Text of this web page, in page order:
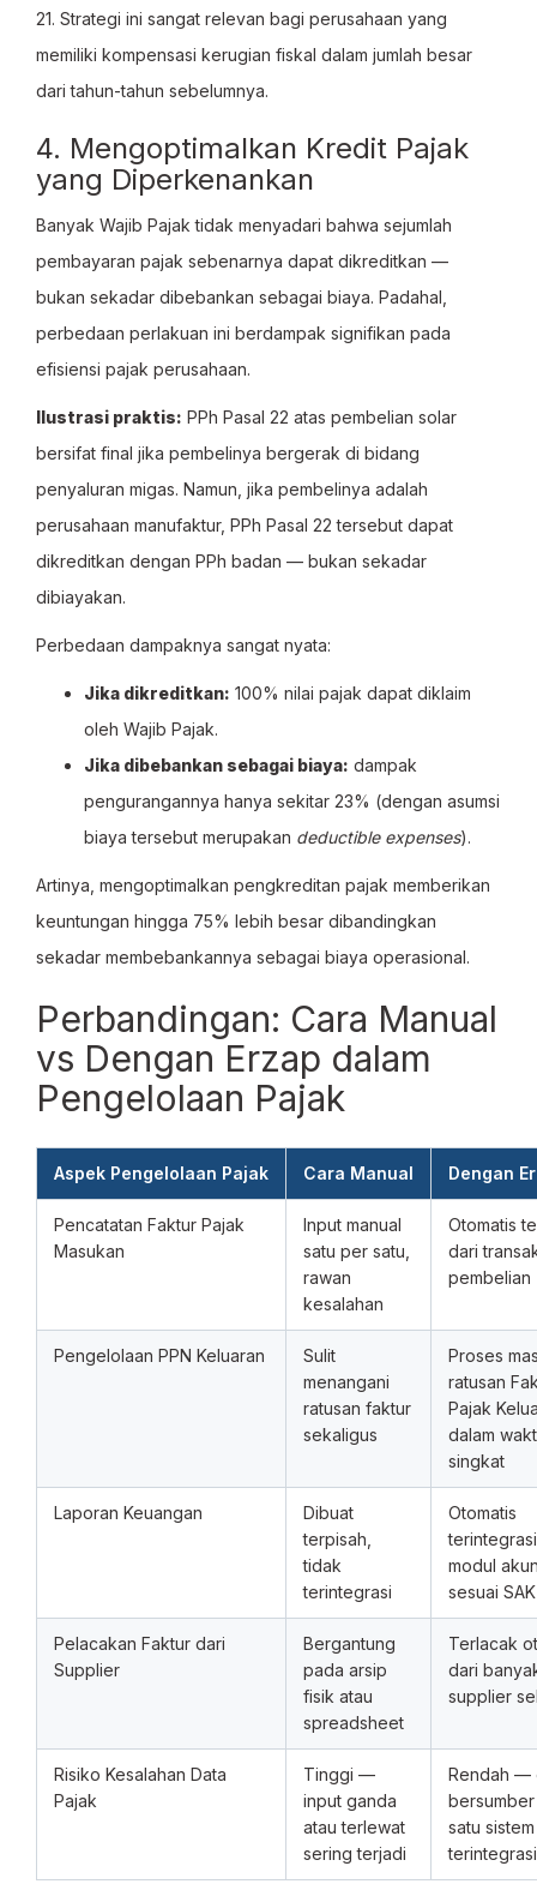
21. Strategi ini sangat relevan bagi perusahaan yang
memiliki kompensasi kerugian fiskal dalam jumlah besar
dari tahun-tahun sebelumnya.
4. Mengoptimalkan Kredit Pajak
yang Diperkenankan
Banyak Wajib Pajak tidak menyadari bahwa sejumlah
pembayaran pajak sebenarnya dapat dikreditkan —
bukan sekadar dibebankan sebagai biaya. Padahal,
perbedaan perlakuan ini berdampak signifikan pada
efisiensi pajak perusahaan.
Ilustrasi praktis: PPh Pasal 22 atas pembelian solar
bersifat final jika pembelinya bergerak di bidang
penyaluran migas. Namun, jika pembelinya adalah
perusahaan manufaktur, PPh Pasal 22 tersebut dapat
dikreditkan dengan PPh badan — bukan sekadar
dibiayakan.
Perbedaan dampaknya sangat nyata:
Jika dikreditkan: 100% nilai pajak dapat diklaim
oleh Wajib Pajak.
Jika dibebankan sebagai biaya: dampak
pengurangannya hanya sekitar 23% (dengan asumsi
biaya tersebut merupakan deductible expenses).
Artinya, mengoptimalkan pengkreditan pajak memberikan
keuntungan hingga 75% lebih besar dibandingkan
sekadar membebankannya sebagai biaya operasional.
Perbandingan: Cara Manual
vs Dengan Erzap dalam
Pengelolaan Pajak
Aspek Pengelolaan Pajak Cara Manual Dengan
Pencatatan Faktur Pajak
Masukan
Input manual
satu per satu,
rawan
kesalahan
Otomatis
dari
pembelian
Pengelolaan PPN Keluaran
Sulit
menangani
ratusan faktur
sekaligus
Proses
ratusan
Pajak
dalam
singkat
Laporan Keuangan
Dibuat
terpisah,
tidak
terintegrasi
Otomatis
modul
sesuai SAK
Pelacakan Faktur dari
Supplier
Bergantung
pada arsip
fisik atau
spreadsheet
Terlacak
dari
supplier
Risiko Kesalahan Data
Pajak
Tinggi —
input ganda
atau terlewat
sering terjadi
Rendah —
satu sistem
terintegrasi